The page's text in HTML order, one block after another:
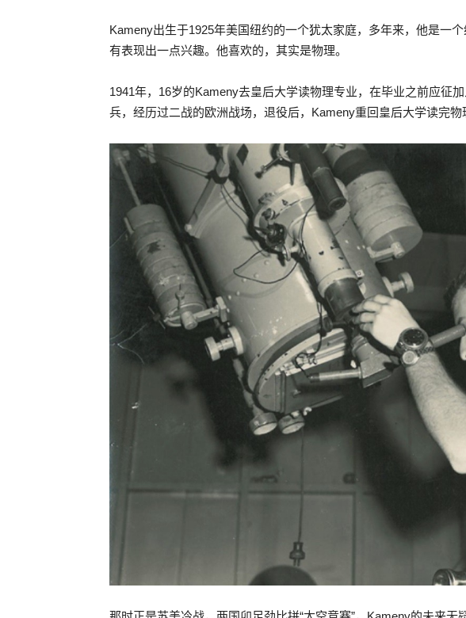
Kameny出生于1925年美国纽约的一个犹太家庭，多年来，他是一
有表现出一点兴趣。他喜欢的，其实是物理。
1941年，16岁的Kameny去皇后大学读物理专业，在毕业之前应征
兵，经历过二战的欧洲战场，退役后，Kameny重回皇后大学读完物